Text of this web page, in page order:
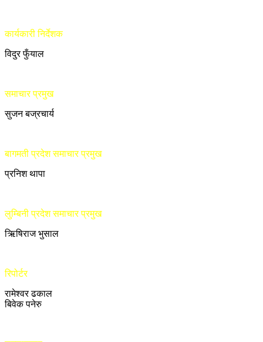
कार्यकारी निर्देशक
विदुर फुँयाल
समाचार प्रमुख
सुजन बज्रचार्य
बागमती प्रदेश समाचार प्रमुख
प्रनिश थापा
लुम्बिनी प्रदेश समाचार प्रमुख
ऋिषिराज भुसाल
रिपोर्टर
रामेश्वर ढकाल
बिवेक पनेरु